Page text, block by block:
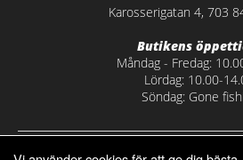
Karosserigatan 4, 703
Butikens
Måndag - Fredag:
Lördag: 10.00-
Söndag: Gone